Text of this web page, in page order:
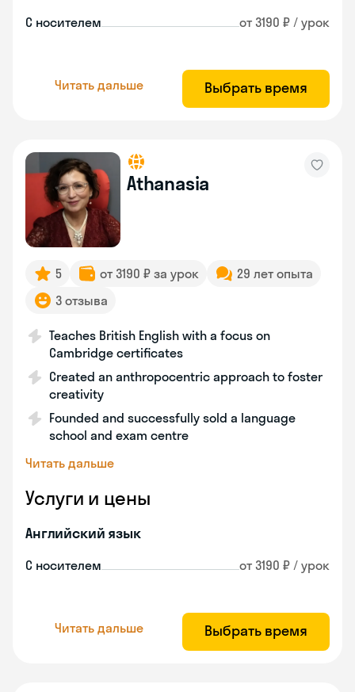
С носителем от 3190 ₽ / урок
Читать дальше Выбрать время
Athanasia
5 от 3190 ₽ за урок
29 лет опыта
3 отзыва
Teaches British English with a focus on
Cambridge certificates
Created an anthropocentric approach to foster
creativity
Founded and successfully sold a language
school and exam centre
Читать дальше
Услуги и цены
Английский язык
С носителем от 3190 ₽ / урок
Читать дальше Выбрать время